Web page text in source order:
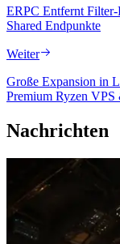
ERPC Entfernt Filter-
Shared Endpunkte
Weiter
Große Expansion in
Premium Ryzen VPS
Nachrichten